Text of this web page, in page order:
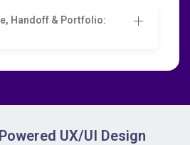
Handoff & Portfolio:
UX/UI Design